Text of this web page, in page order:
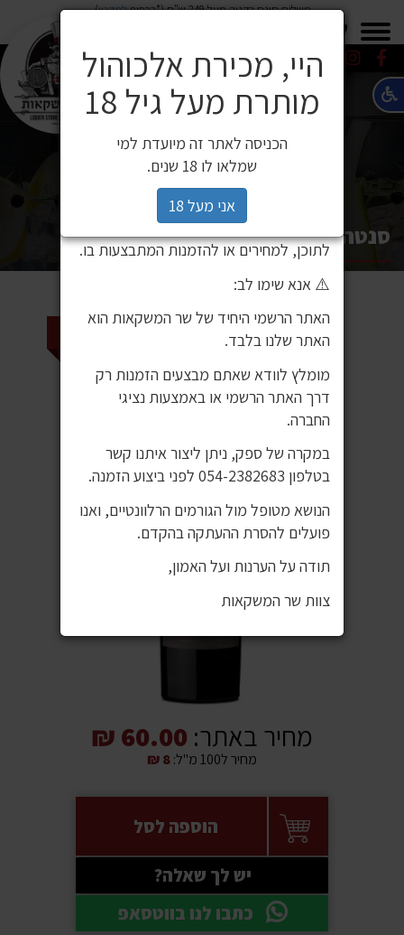
משלוח חינם בקניה מעל 249 ש"ח (*בכפוף לתקנון)
סנטה חוליה רזרבה מלבק 750 מ"ל
2 ב 110 ₪
מחיר באתר: 60.00 ₪
מחיר ל100 מ"ל:
הוספה לסל
יש לך שאלה?
כתבו לנו בווטסאפ
⚠️ הודעה חשובה ללקוחותינו
לאחרונה זיהינו כי גורם חיצוני העתיק את
בהם שימוש ללא אישור. מדובר באתר שאינו
שייך לחברת שר המשקאות, ואיננו אחראים
לתוכן, למחירים או להזמנות המתבצעות בו.
⚠️ אנא שימו לב:
האתר הרשמי היחיד של שר המשקאות הוא
האתר שלנו בלבד.
מומלץ לוודא שאתם מבצעים הזמנות רק
דרך האתר הרשמי או באמצעות נציגי
החברה.
במקרה של ספק, ניתן ליצור איתנו קשר
בטלפון 054-2382683 לפני ביצוע הזמנה.
הנושא מטופל מול הגורמים הרלוונטיים, ואנו
פועלים להסרת ההעתקה בהקדם.
תודה על הערנות ועל האמון,
צוות שר המשקאות
היי, מכירת אלכוהול
מותרת מעל גיל 18
הכניסה לאתר זה מיועדת למי
שמלאו לו 18 שנים.
אני מעל 18